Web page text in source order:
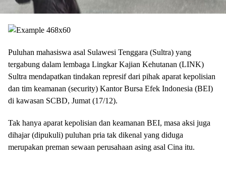
Puluhan mahasiswa asal Sulawesi Tenggara (Sultra) yang
tergabung dalam lembaga Lingkar Kajian Kehutanan (LINK)
Sultra mendapatkan tindakan represif dari pihak aparat kepolisian
dan tim keamanan (security) Kantor Bursa Efek Indonesia (BEI)
di kawasan SCBD, Jumat (17/12).
Tak hanya aparat kepolisian dan keamanan BEI, masa aksi juga
dihajar (dipukuli) puluhan pria tak dikenal yang diduga
merupakan preman sewaan perusahaan asing asal Cina itu.